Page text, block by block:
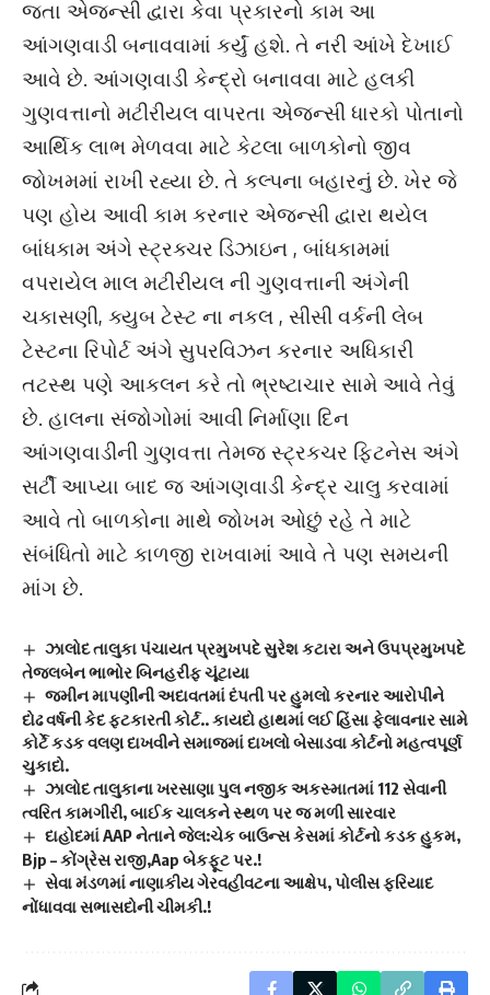
જતા એજન્સી દ્વારા કેવા પ્રકારનો કામ આ
આંગણવાડી બનાવવામાં કર્યું હશે. તે નરી આંખે દેખાઈ
આવે છે. આંગણવાડી કેન્દ્રો બનાવવા માટે હલકી
ગુણવત્તાનો મટીરીયલ વાપરતા એજન્સી ધારકો પોતાનો
આર્થિક લાભ મેળવવા માટે કેટલા બાળકોનો જીવ
જોખમમાં રાખી રહ્યા છે. તે કલ્પના બહારનું છે. ખેર જે
પણ હોય આવી કામ કરનાર એજન્સી દ્વારા થયેલ
બાંધકામ અંગે સ્ટ્રક્ચર ડિઝાઇન , બાંધકામમાં
વપરાયેલ માલ મટીરીયલ ની ગુણવત્તાની અંગેની
ચકાસણી, ક્યુબ ટેસ્ટ ના નકલ , સીસી વર્કની લેબ
ટેસ્ટના રિપોર્ટ અંગે સુપરવિઝન કરનાર અધિકારી
તટસ્થ પણે આકલન કરે તો ભ્રષ્ટાચાર સામે આવે તેવું
છે. હાલના સંજોગોમાં આવી નિર્માણા દિન
આંગણવાડીની ગુણવત્તા તેમજ સ્ટ્રકચર ફિટનેસ અંગે
સર્ટી આપ્યા બાદ જ આંગણવાડી કેન્દ્ર ચાલુ કરવામાં
આવે તો બાળકોના માથે જોખમ ઓછું રહે તે માટે
સંબંધિતો માટે કાળજી રાખવામાં આવે તે પણ સમયની
માંગ છે.
ઝાલોદ તાલુકા પંચાયત પ્રમુખપદે સુરેશ કટારા અને ઉપપ્રમુખપદે
તેજલબેન ભાભોર બિનહરીફ ચૂંટાયા
જમીન માપણીની અદાવતમાં દંપતી પર હુમલો કરનાર આરોપીને
દોઢ વર્ષની કેદ ફટકારતી કોર્ટ.. કાયદો હાથમાં લઈ હિંસા ફેલાવનાર સામે
કોર્ટે કડક વલણ દાખવીને સમાજમાં દાખલો બેસાડવા કોર્ટનો મહત્વપૂર્ણ
ચુકાદો.
ઝાલોદ તાલુકાના ખરસાણા પુલ નજીક અકસ્માતમાં 112 સેવાની
ત્વરિત કામગીરી, બાઈક ચાલકને સ્થળ પર જ મળી સારવાર
દાહોદમાં AAP નેતાને જેલ:ચેક બાઉન્સ કેસમાં કોર્ટનો કડક હુકમ,
Bjp – કોંગ્રેસ રાજી,Aap બેકફૂટ પર.!
સેવા મંડળમાં નાણાકીય ગેરવહીવટના આક્ષેપ, પોલીસ ફરિયાદ
નોંધાવવા સભાસદોની ચીમકી.!